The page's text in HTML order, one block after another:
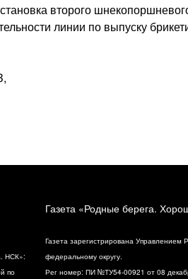
второго
линии по выпуску
НСК»:
по
Газета «Родные берега.
Газета зарегистрирована Управлением
федеральному округу.
Рег номер: ПИ №ТУ54-00921 от 08